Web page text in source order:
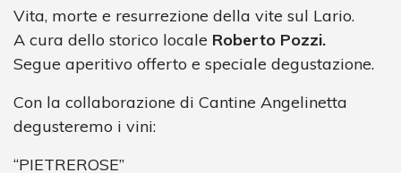
Vita, morte e resurrezione della vite sul Lario.
A cura dello storico locale Roberto Pozzi.
Segue aperitivo offerto e speciale degustazione.
Con la collaborazione di Cantine Angelinetta
degusteremo i vini:
“PIETREROSE”